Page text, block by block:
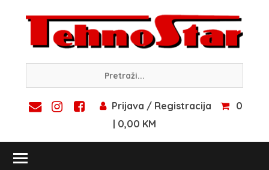
content
Prijava / Registracija
0
| 0,00 KM